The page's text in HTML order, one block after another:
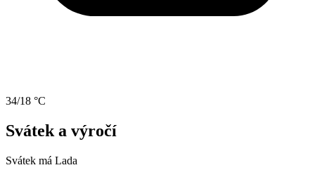
34/18 °C
Svátek a výročí
Svátek má Lada